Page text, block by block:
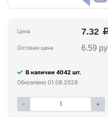
Цена 7.32
Оптовая цена 6.59
В наличии 4042 шт.
Обновлено 01.08.2026
- +